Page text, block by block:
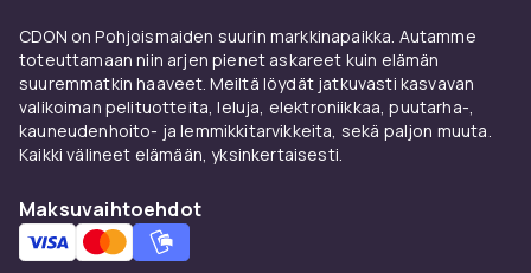
Etsitkö lisätarvikkeita iPhone 12 -
puhelinkotelo-puhelimeesi? CDON:ilta löydät
laajan valikoiman tarvikkeita iPhone 12 -
puhelinkotelo-puhelimelle, jossa on
ensimmäinen iPhone MagSafella. Olitpa sitten
etsimässä suojakuorta, näytönsuojaa, laturia
tai muita käytännöllisiä lisätarvikkeita, löydät
CDON on Pohjoismaiden suurin markkinapaikka. Autamme
toteuttamaan niin arjen pienet askareet kuin elämän
suuremmatkin haaveet. Meiltä löydät jatkuvasti kasvavan
valikoiman pelituotteita, leluja, elektroniikkaa, puutarha-,
kauneudenhoito- ja lemmikkitarvikkeita, sekä paljon muuta.
Kaikki välineet elämään, yksinkertaisesti.
Maksuvaihtoehdot